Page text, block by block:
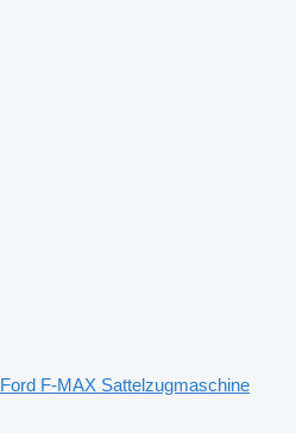
Ford F-MAX Sattelzugmaschine